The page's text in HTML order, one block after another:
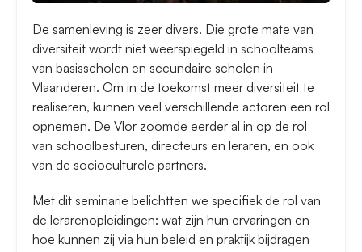
De samenleving is zeer divers. Die grote mate van
diversiteit wordt niet weerspiegeld in schoolteams
van basisscholen en secundaire scholen in
Vlaanderen. Om in de toekomst meer diversiteit te
realiseren, kunnen veel verschillende actoren een rol
opnemen. De Vlor zoomde eerder al in op de rol
van schoolbesturen, directeurs en leraren, en ook
van de socioculturele partners.
Met dit seminarie belichtten we specifiek de rol van
de lerarenopleidingen: wat zijn hun ervaringen en
hoe kunnen zij via hun beleid en praktijk bijdragen